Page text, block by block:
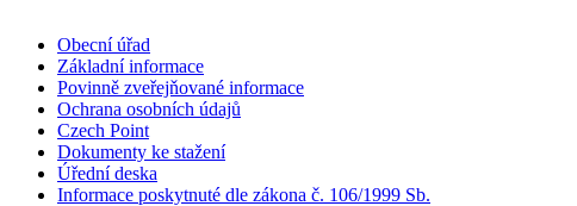
Obecní úřad
Základní informace
Povinně zveřejňované informace
Ochrana osobních údajů
Czech Point
Dokumenty ke stažení
Úřední deska
Informace poskytnuté dle zákona č. 106/1999 Sb.